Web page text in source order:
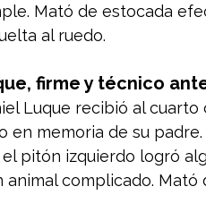
Mató de estocada
al ruedo.
firme y técnico
Luque recibió al
en memoria de su
el pitón izquierdo logró
animal complicado. Mató